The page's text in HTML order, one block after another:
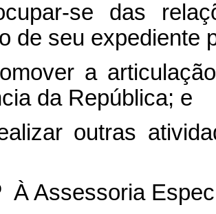
se das
de seu expediente
a
da República; e
outras
À Assessoria